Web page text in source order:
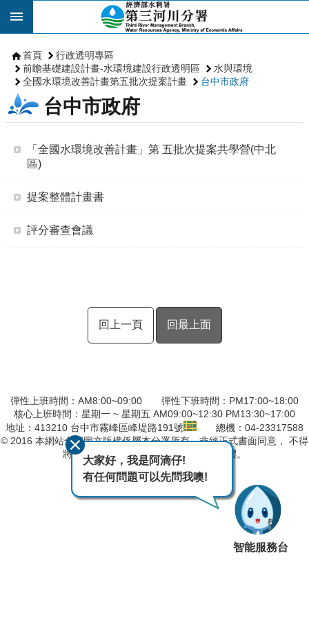
跳到主要內容區塊
首頁
行政透明專區
前瞻基礎建設計畫-水環境建設行政透明區
水與環境
全國水環境改善計畫第五批次提案計畫
台中市政府
台中市政府
「全國水環境改善計畫」第 五批次提案共學營(中北
區)
提案整體計畫書
評分審查會議
回上一頁 回最上面
彈性上班時間：AM8:00~09:00 彈性下班時間：PM17:00~18:00
核心上班時間：星期一 ~ 星期五 AM09:00~12:30 PM13:30~17:00
地址：413210 台中市霧峰區峰堤路191號
總機：04-23317588
© 2016 本網站全部圖文版權係屬本分署所有，非經正式書面同意， 不得
將全部或部分內容，轉載於任何形式媒體。
最後異動日期115-08-04
大家好，我是阿滴仔!
有任何問題可以先問我噢!
智能服務台